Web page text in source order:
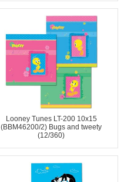
Looney Tunes LT-200 10x15
(BBM46200/2) Bugs and tweety
(12/360)